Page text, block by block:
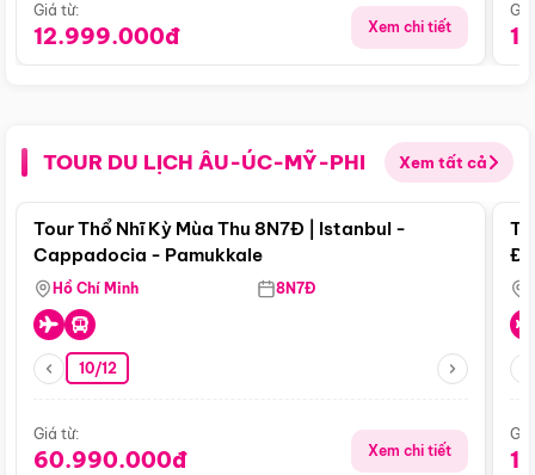
Giá từ:
12.999.000đ Xem chi tiết
TOUR DU LỊCH ÂU-ÚC-MỸ-PHI Xem tất cả
Điểm nổi bật
Tour Thổ Nhĩ Kỳ Mùa Thu 8N7Đ | Istanbul -
Cappadocia - Pamukkale
Hồ Chí Minh 8N7Đ
10/12
Giá từ:
60.990.000đ Xem chi tiết